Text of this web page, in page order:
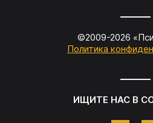
©2009-2026 «
Политика
ИЩИТЕ НАС В